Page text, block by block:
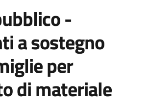
-
a sostegno
per
di materiale